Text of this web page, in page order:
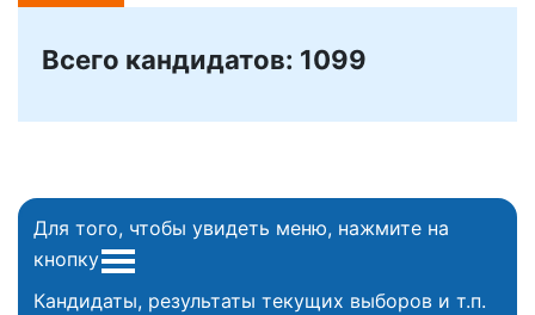
Всего кандидатов: 1099
Для того, чтобы увидеть меню, нажмите на
кнопку
Кандидаты, результаты текущих выборов и т.п.